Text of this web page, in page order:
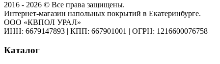
2016 - 2026 © Все права защищены.
Интернет-магазин напольных покрытий в Екатеринбурге.
ООО «КВПОЛ УРАЛ»
ИНН: 6679147893 | КПП: 667901001 | ОГРН: 1216600076758
Каталог